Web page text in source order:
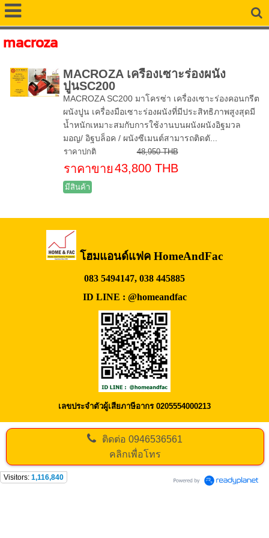
macroza
MACROZA เครื่องเซาะร่องผนัง
ปูนSC200
MACROZA SC200 มาโครซ่า เครื่องเซาะร่องคอนกรีต
ผนังปูน เครื่องมือเซาะร่องผนังที่มีประสิทธิภาพสูงสุดมี
น้ำหนักเหมาะสมกับการใช้งานบนผนังผนังอิฐมวล
มอญ/ อิฐบล็อค / ผนังซีเมนต์สามารถติดตั...
ราคาปกติ 48,950 THB
ราคาขาย43,800 THB
มีสินค้า
โฮมแอนด์แฟค HomeAndFac
083 5494147, 038 445885
ID LINE : @homeandfac
เลขประจำตัวผู้เสียภาษีอากร 0205554000213
ติดต่อ0946536561
คลิกเพื่อโทร
Visitors: 1,116,840